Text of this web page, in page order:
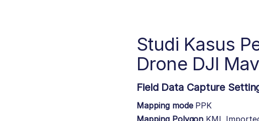
Studi Kasus
Drone DJI
Field Data Capture
Mapping modePPK
Mapping Polygon KML